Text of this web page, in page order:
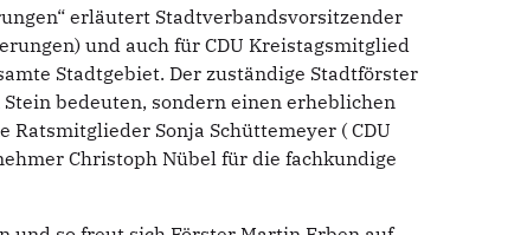
erläutert Stadtverbandsvorsitzender
und auch für CDU Kreistagsmitglied
Stadtgebiet. Der zuständige Stadtförster
bedeuten, sondern einen erheblichen
Sonja Schüttemeyer ( CDU
Christoph Nübel für die fachkundige